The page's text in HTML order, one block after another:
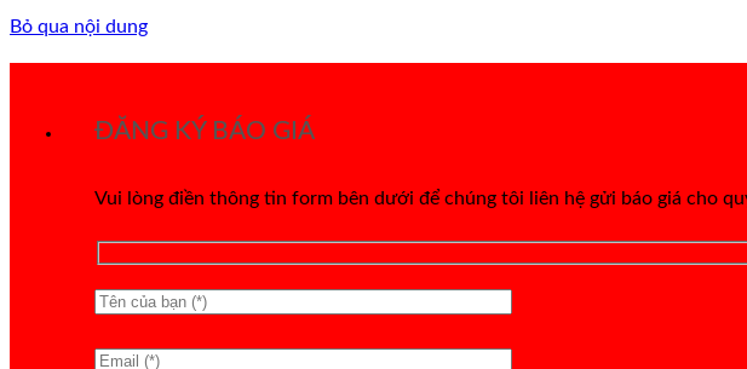
Bỏ qua nội dung
ĐĂNG KÝ BÁO GIÁ
Vui lòng điền thông tin form bên dưới để chúng tôi liên hệ gửi báo giá cho